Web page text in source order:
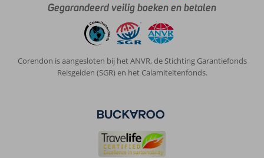
Gegarandeerd veilig boeken en betalen
Corendon is aangesloten bij het ANVR, de Stichting Garantiefonds
Reisgelden (SGR) en het Calamiteitenfonds.